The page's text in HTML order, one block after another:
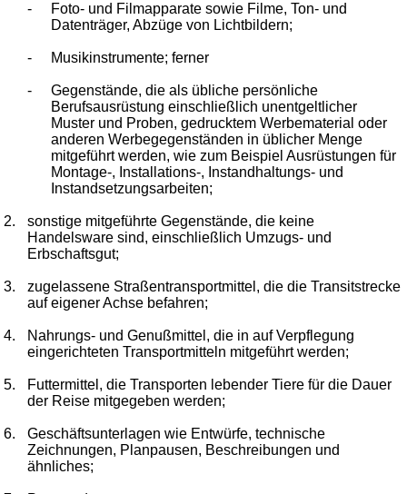
-
Foto- und Filmapparate sowie Filme, Ton- und
Datenträger, Abzüge von Lichtbildern;
- Musikinstrumente; ferner
-
Gegenstände, die als übliche persönliche
Berufsausrüstung einschließlich unentgeltlicher
Muster und Proben, gedrucktem Werbematerial oder
anderen Werbegegenständen in üblicher Menge
mitgeführt werden, wie zum Beispiel Ausrüstungen für
Montage-, Installations-, Instandhaltungs- und
Instandsetzungsarbeiten;
2.
sonstige mitgeführte Gegenstände, die keine
Handelsware sind, einschließlich Umzugs- und
Erbschaftsgut;
3.
zugelassene Straßentransportmittel, die die Transitstrecke
auf eigener Achse befahren;
4.
Nahrungs- und Genußmittel, die in auf Verpflegung
eingerichteten Transportmitteln mitgeführt werden;
5.
Futtermittel, die Transporten lebender Tiere für die Dauer
der Reise mitgegeben werden;
6.
Geschäftsunterlagen wie Entwürfe, technische
Zeichnungen, Planpausen, Beschreibungen und
ähnliches;